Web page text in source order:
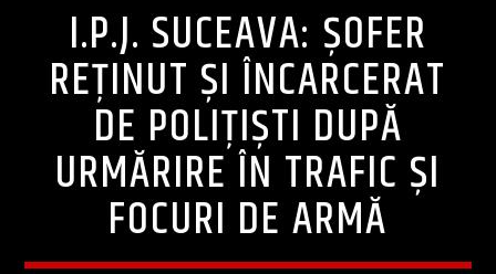
I.P.J. SUCEAVA: ȘOFER
REȚINUT ȘI ÎNCARCERAT
DE POLIȚIȘTI DUPĂ
URMĂRIRE ÎN TRAFIC ȘI
FOCURI DE ARMĂ